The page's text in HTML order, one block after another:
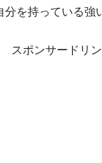
を持っている強
スポンサードリ